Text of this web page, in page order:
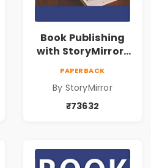
Book Publishing
with StoryMirror |
PAPERBACK
By StoryMirror
₹73632